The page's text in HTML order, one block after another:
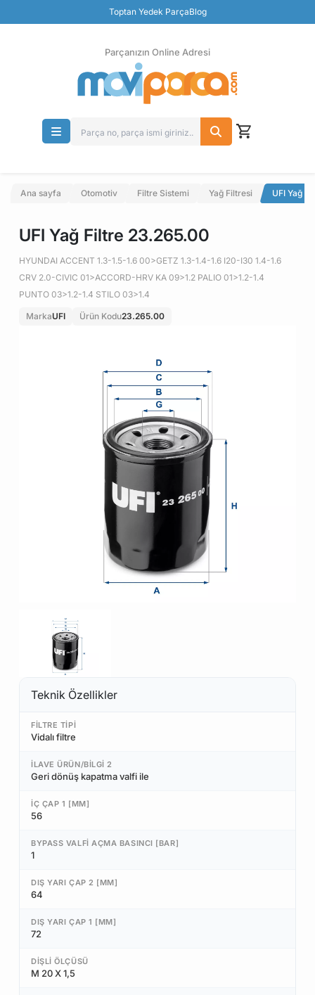
Toptan Yedek ParçaBlog
Ücretsiz İade
Parçanızın Online Adresi
Ana sayfa Otomotiv Filtre Sistemi Yağ Filtresi UFI Yağ
UFI Yağ Filtre 23.265.00
HYUNDAI ACCENT 1.3-1.5-1.6 00>GETZ 1.3-1.4-1.6 I20-I30 1.4-1.6
CRV 2.0-CIVIC 01>ACCORD-HRV KA 09>1.2 PALIO 01>1.2-1.4
PUNTO 03>1.2-1.4 STILO 03>1.4
MarkaUFI Ürün Kodu23.265.00
Teknik Özellikler
FILTRE TIPI
Vidalı filtre
İLAVE ÜRÜN/BILGI 2
Geri dönüş kapatma valfi ile
İÇ ÇAP 1 [MM]
56
BYPASS VALFI AÇMA BASINCI [BAR]
1
DIŞ YARI ÇAP 2 [MM]
64
DIŞ YARI ÇAP 1 [MM]
72
DIŞLI ÖLÇÜSÜ
M 20 X 1,5